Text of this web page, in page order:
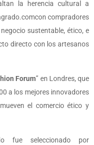
la herencia cultural a
compradores
sustentable, ético, e
directo con los artesanos
Forum” en Londres, que
a los mejores innovadores
el comercio ético y
fue seleccionado por